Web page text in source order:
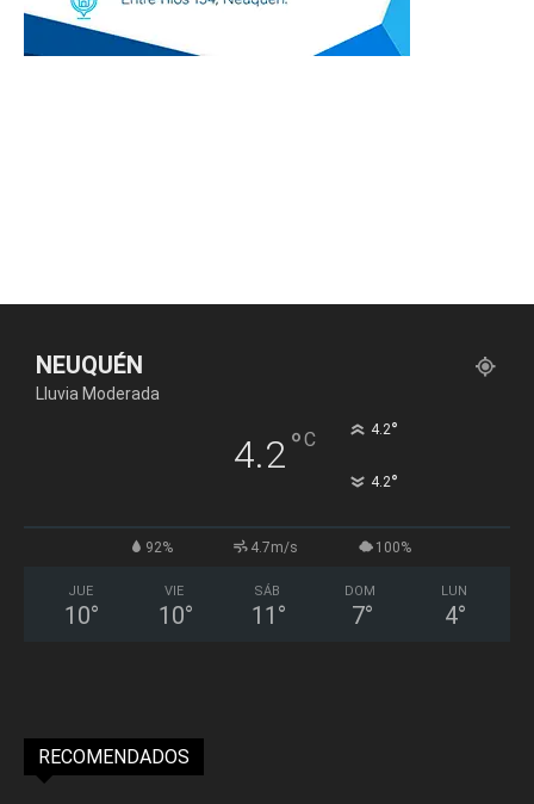
NEUQUÉN
Lluvia Moderada
4.2°C 4.2°
4.2°
92% 4.7m/s 100%
JUE
10°
VIE
10°
SÁB
11 °
DOM
7°
LUN
4°
RECOMENDADOS